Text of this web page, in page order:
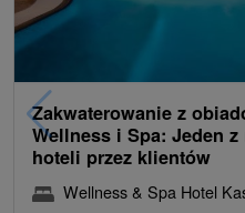
Zakwaterowanie z
Wellness i Spa: Jeden
hoteli przez klientów
Wellness & Spa Hotel